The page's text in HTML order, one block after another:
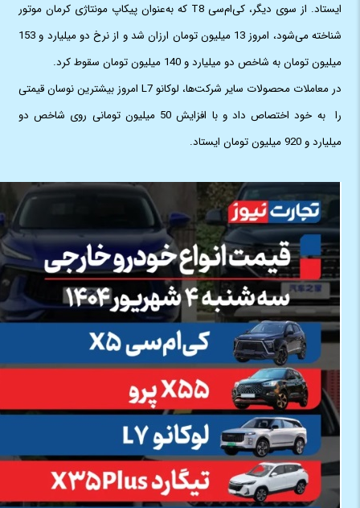
ایستاد. از سوی دیگر، کی‌ام‌سی T8 که به‌عنوان پیکاپ مونتاژی کرمان موتور
شناخته می‌شود، امروز 13 میلیون تومان ارزان شد و از نرخ دو میلیارد و 153
میلیون تومان به شاخص دو میلیارد و 140 میلیون تومان سقوط کرد.
در معاملات محصولات سایر شرکت‌ها، لوکانو L7 امروز بیشترین نوسان قیمتی
را به خود اختصاص داد و با افزایش 50 میلیون تومانی روی شاخص دو
میلیارد و 920 میلیون تومان ایستاد.